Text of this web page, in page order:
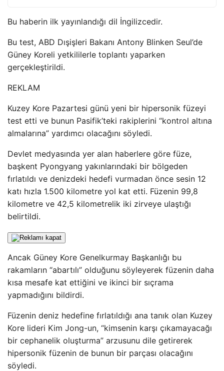
Bu haberin ilk yayınlandığı dil İngilizcedir.
Bu test, ABD Dışişleri Bakanı Antony Blinken Seul’de
Güney Koreli yetkililerle toplantı yaparken
gerçekleştirildi.
REKLAM
Kuzey Kore Pazartesi günü yeni bir hipersonik füzeyi
test etti ve bunun Pasifik’teki rakiplerini “kontrol altına
almalarına” yardımcı olacağını söyledi.
Devlet medyasında yer alan haberlere göre füze,
başkent Pyongyang yakınlarındaki bir bölgeden
fırlatıldı ve denizdeki hedefi vurmadan önce sesin 12
katı hızla 1.500 kilometre yol kat etti. Füzenin 99,8
kilometre ve 42,5 kilometrelik iki zirveye ulaştığı
belirtildi.
Ancak Güney Kore Genelkurmay Başkanlığı bu
rakamların “abartılı” olduğunu söyleyerek füzenin daha
kısa mesafe kat ettiğini ve ikinci bir sıçrama
yapmadığını bildirdi.
Füzenin deniz hedefine fırlatıldığı ana tanık olan Kuzey
Kore lideri Kim Jong-un, “kimsenin karşı çıkamayacağı
bir cephanelik oluşturma” arzusunu dile getirerek
hipersonik füzenin de bunun bir parçası olacağını
söyledi.